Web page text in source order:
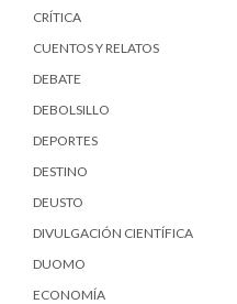
CRÍTICA
CUENTOS Y RELATOS
DEBATE
DEBOLSILLO
DEPORTES
DESTINO
DEUSTO
DIVULGACIÓN CIENTÍFICA
DUOMO
ECONOMÍA